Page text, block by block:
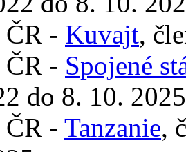
ČR - Kuvajt,
ČR - Spojené
do 8. 10. 2025
ČR - Tanzanie,